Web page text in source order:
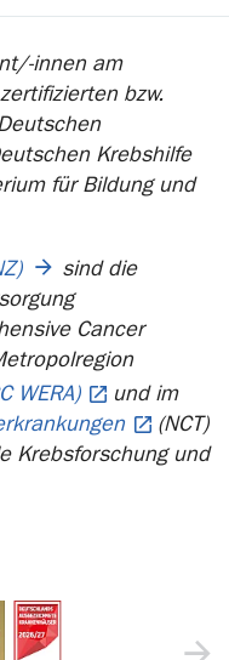
innen am
bzw.
Krebshilfe
für Bildung und
sind die
Cancer
WERA)
und im
(NCT)
Krebsforschung und